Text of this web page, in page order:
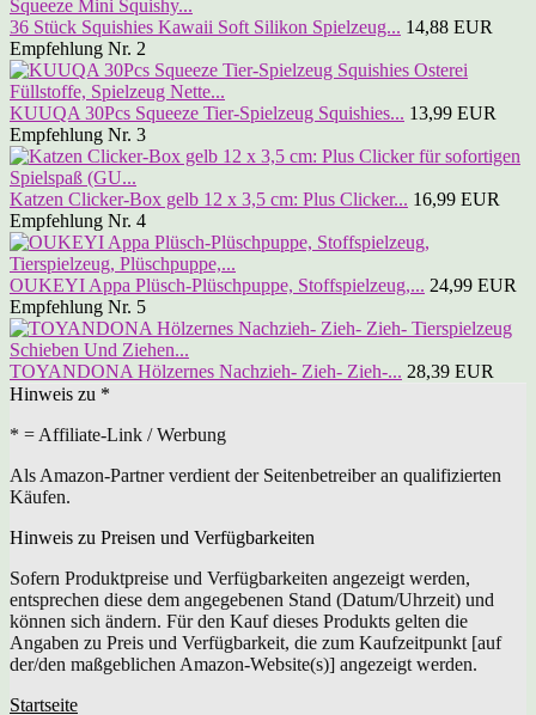
36 Stück Squishies Kawaii Soft Silikon Spielzeug... 14,88 EUR
Empfehlung Nr. 2
KUUQA 30Pcs Squeeze Tier-Spielzeug Squishies... 13,99 EUR
Empfehlung Nr. 3
Katzen Clicker-Box gelb 12 x 3,5 cm: Plus Clicker... 16,99 EUR
Empfehlung Nr. 4
OUKEYI Appa Plüsch-Plüschpuppe, Stoffspielzeug,... 24,99 EUR
Empfehlung Nr. 5
TOYANDONA Hölzernes Nachzieh- Zieh- Zieh-... 28,39 EUR
Hinweis zu *
* = Affiliate-Link / Werbung
Als Amazon-Partner verdient der Seitenbetreiber an qualifizierten
Käufen.
Hinweis zu Preisen und Verfügbarkeiten
Sofern Produktpreise und Verfügbarkeiten angezeigt werden,
entsprechen diese dem angegebenen Stand (Datum/Uhrzeit) und
können sich ändern. Für den Kauf dieses Produkts gelten die
Angaben zu Preis und Verfügbarkeit, die zum Kaufzeitpunkt [auf
der/den maßgeblichen Amazon-Website(s)] angezeigt werden.
Startseite